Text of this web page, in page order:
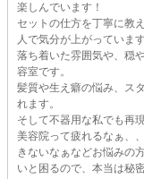
楽しんでいます！
セットの仕方を丁寧に教
人で気分が上がっていま
落ち着いた雰囲気や、穏
容室です。
髪質や生え癖の悩み、ス
れます。
そして不器用な私でも再
美容院って疲れるなぁ、
きないなぁなどお悩みの
いと困るので、本当は秘